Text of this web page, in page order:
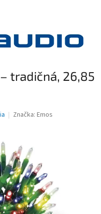
tradičná, 26,85
Značka: Emos